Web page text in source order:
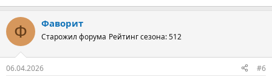
Ф Фаворит
Старожил форума Рейтинг сезона: 512
06.04.2026 #6